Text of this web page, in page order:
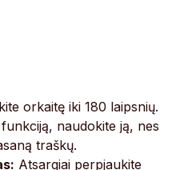
orkaitę iki 180 laipsnių.
naudokite ją, nes
traškų.
Atsargiai perpjaukite